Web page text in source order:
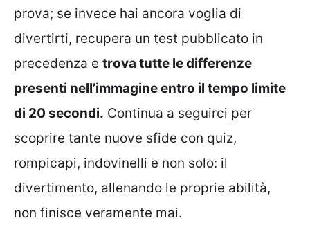
prova; se invece hai ancora voglia di
divertirti, recupera un test pubblicato in
precedenza e trova tutte le differenze
presenti nell’immagine entro il tempo limite
di 20 secondi. Continua a seguirci per
scoprire tante nuove sfide con quiz,
rompicapi, indovinelli e non solo: il
divertimento, allenando le proprie abilità,
non finisce veramente mai.